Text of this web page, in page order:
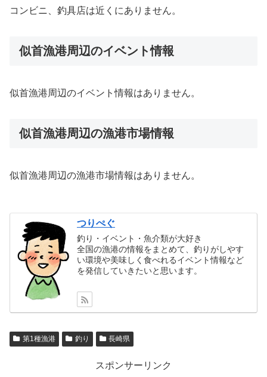
コンビニ、釣具店は近くにありません。
似首漁港周辺のイベント情報
似首漁港周辺のイベント情報はありません。
似首漁港周辺の漁港市場情報
似首漁港周辺の漁港市場情報はありません。
つりぺぐ
釣り・イベント・魚介類が大好き
全国の漁港の情報をまとめて、釣りがしやす
い環境や美味しく食べれるイベント情報など
を発信していきたいと思います。
第1種漁港 釣り 長崎県
スポンサーリンク